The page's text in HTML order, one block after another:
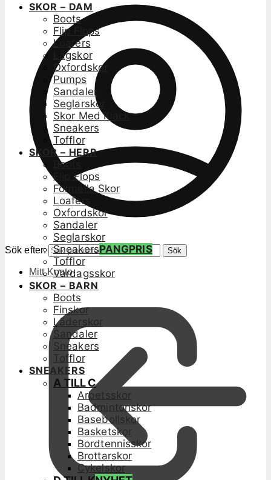
Sök efter: Sök
Mitt Konto
SKOR – DAM
Boots
Flip Flops
Loafers
Lågskor
Oxfordskor
Pumps
Sandaler
Seglarskor
Skor Med Klack
Sneakers
Tofflor
SKOR – HERR
Boots
Flip Flops
Formella Skor
Loafers
Oxfordskor
Sandaler
Seglarskor
SneakersPANGPRIS
Tofflor
Vardagsskor
SKOR – BARN
Boots
Finskor
Läderskor
Sandaler
Sneakers
Tofflor
SNEAKERS
A TILL C
Arbetsskor
Badmintonskor
Basebollskor
Basketskor
Bordtennisskor
Brottarskor
Cykelskor